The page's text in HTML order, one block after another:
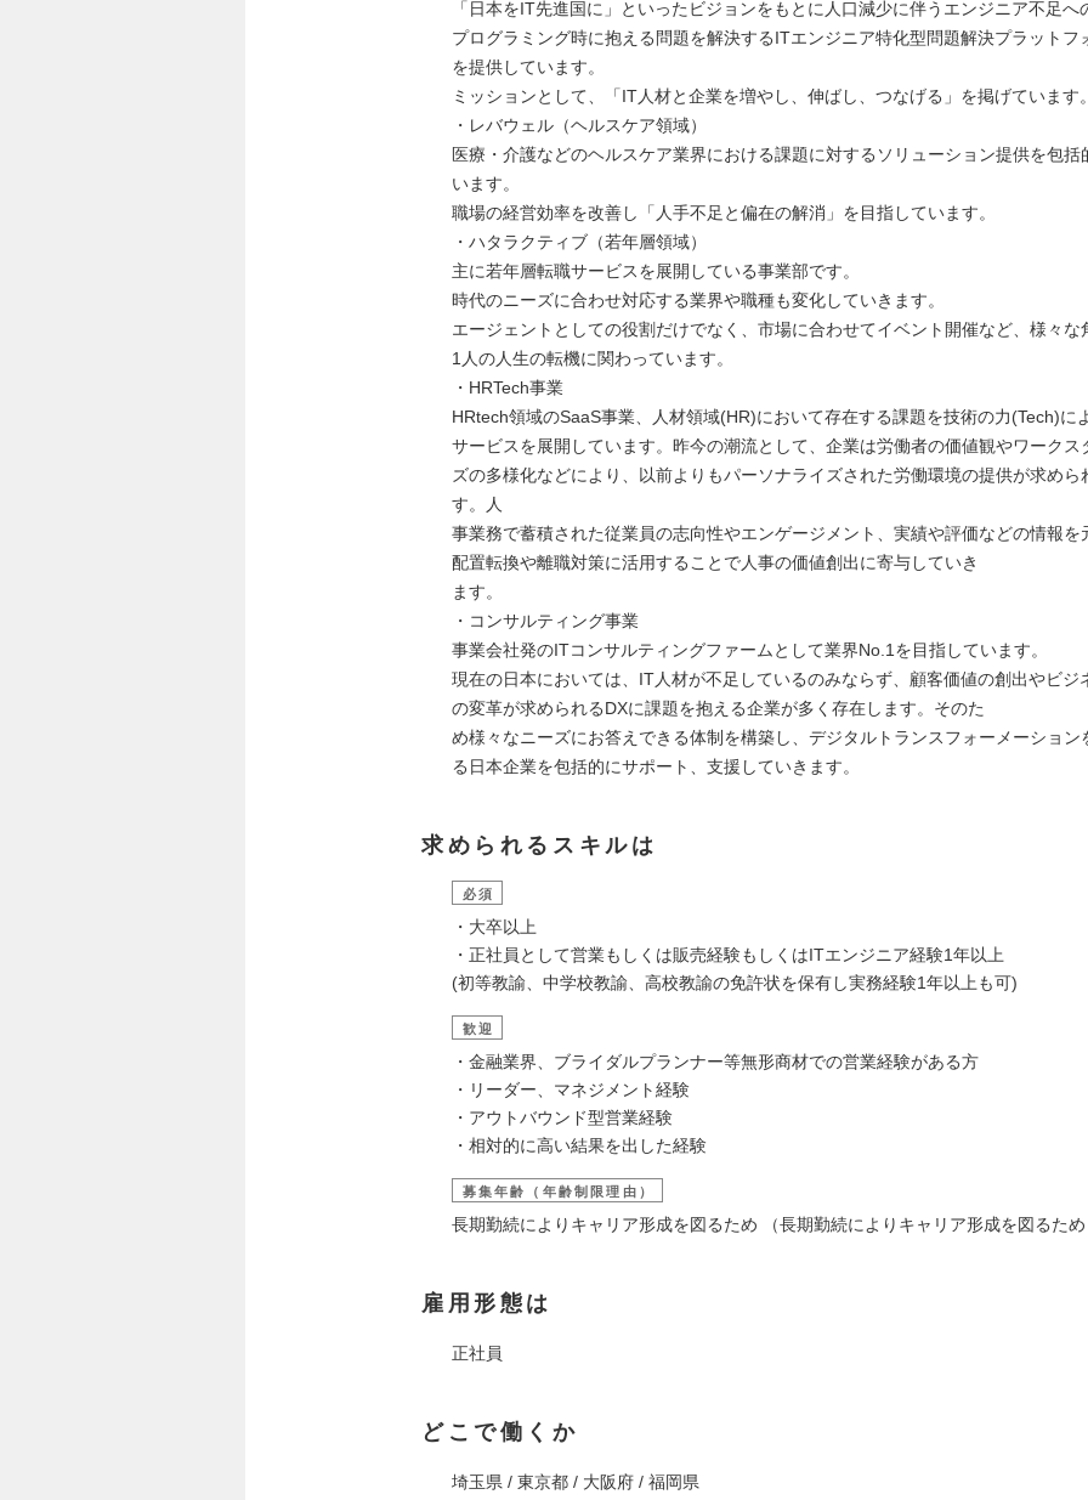
「日本をIT先進国に」といったビジョンをもとに人口減少に伴うエンジニア不足へ
プログラミング時に抱える問題を解決するITエンジニア特化型問題解決プラットフ
を提供しています。
ミッションとして、「IT人材と企業を増やし、伸ばし、つなげる」を掲げています
・レバウェル（ヘルスケア領域）
医療・介護などのヘルスケア業界における課題に対するソリューション提供を包括
います。
職場の経営効率を改善し「人手不足と偏在の解消」を目指しています。
・ハタラクティブ（若年層領域）
主に若年層転職サービスを展開している事業部です。
時代のニーズに合わせ対応する業界や職種も変化していきます。
エージェントとしての役割だけでなく、市場に合わせてイベント開催など、様々な
1人の人生の転機に関わっています。
・HRTech事業
HRtech領域のSaaS事業、人材領域(HR)において存在する課題を技術の力(Tech)に
サービスを展開しています。昨今の潮流として、企業は労働者の価値観やワークス
ズの多様化などにより、以前よりもパーソナライズされた労働環境の提供が求めら
す。人
事業務で蓄積された従業員の志向性やエンゲージメント、実績や評価などの情報を
配置転換や離職対策に活用することで人事の価値創出に寄与していき
ます。
・コンサルティング事業
事業会社発のITコンサルティングファームとして業界No.1を目指しています。
現在の日本においては、IT人材が不足しているのみならず、顧客価値の創出やビジ
の変革が求められるDXに課題を抱える企業が多く存在します。そのた
め様々なニーズにお答えできる体制を構築し、デジタルトランスフォーメーション
る日本企業を包括的にサポート、支援していきます。
求められるスキルは
必須
・大卒以上
・正社員として営業もしくは販売経験もしくはITエンジニア経験1年以上
(初等教諭、中学校教諭、高校教諭の免許状を保有し実務経験1年以上も可)
歓迎
・金融業界、ブライダルプランナー等無形商材での営業経験がある方
・リーダー、マネジメント経験
・アウトバウンド型営業経験
・相対的に高い結果を出した経験
募集年齢（年齢制限理由）
長期勤続によりキャリア形成を図るため （長期勤続によりキャリア形成を図るた
雇用形態は
正社員
どこで働くか
埼玉県 / 東京都 / 大阪府 / 福岡県